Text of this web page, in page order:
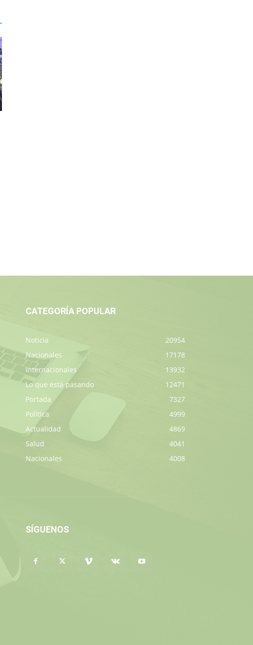
CATEGORÍA POPULAR
Noticia
20954
Nacionales
17178
Internacionales
13932
Lo que está pasando
12471
Portada
7327
Política
4999
Actualidad
4869
Salud
4041
Nacionales
4008
SÍGUENOS